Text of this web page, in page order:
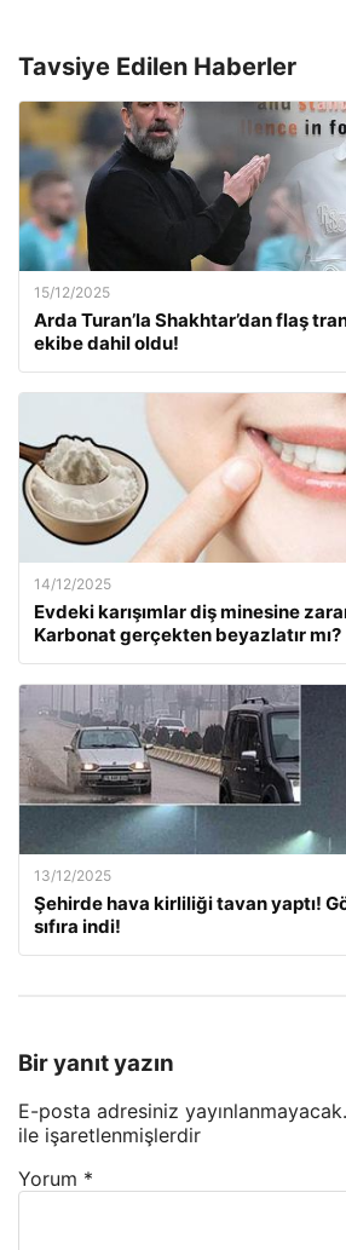
Tavsiye Edilen Haberler
15/12/2025
Arda Turan’la Shakhtar’dan flaş
ekibe dahil oldu!
14/12/2025
Evdeki karışımlar diş minesine
Karbonat gerçekten beyazlatır mı?
13/12/2025
Şehirde hava kirliliği tavan yaptı!
sıfıra indi!
Bir yanıt yazın
E-posta adresiniz yayınlanmayacak.
ile işaretlenmişlerdir
Yorum *